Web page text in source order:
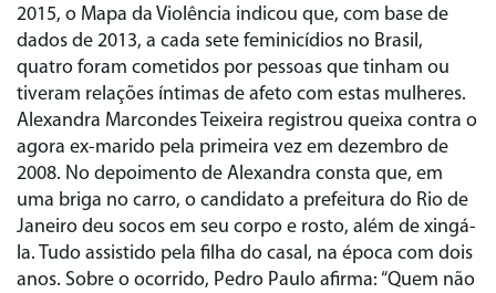
2015, o Mapa da Violência indicou que, com base de
dados de 2013, a cada sete feminicídios no Brasil,
quatro foram cometidos por pessoas que tinham ou
tiveram relações íntimas de afeto com estas mulheres.
Alexandra Marcondes Teixeira registrou queixa contra o
agora ex-marido pela primeira vez em dezembro de
2008. No depoimento de Alexandra consta que, em
uma briga no carro, o candidato a prefeitura do Rio de
Janeiro deu socos em seu corpo e rosto, além de xingá-
la. Tudo assistido pela filha do casal, na época com dois
anos. Sobre o ocorrido, Pedro Paulo afirma: “Quem não